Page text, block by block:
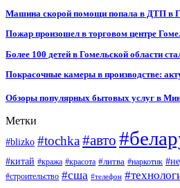
Машина скорой помощи попала в ДТП в
Пожар произошел в торговом центре
Более 100 детей в Гомельской области
Покрасочные камеры в производстве:
Обзоры популярных бытовых услуг в
Метки
#blizko #tochka#авто
#китай #кража #красота #литва #наркотик
#строительство #сша #телефон